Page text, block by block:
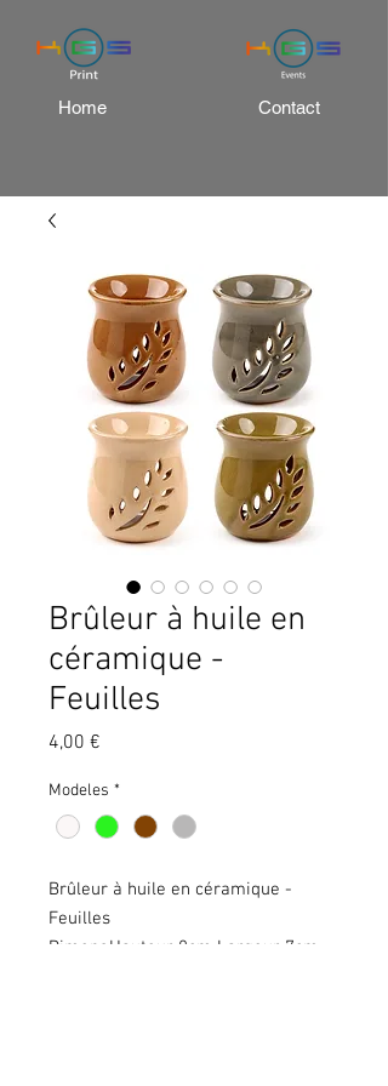
Home Contact
Brûleur à huile en
céramique -
Feuilles
4,00 €
Modeles *
Brûleur à huile en céramique -
Feuilles
Dimens Hauteur 8cm Largeur 7cm